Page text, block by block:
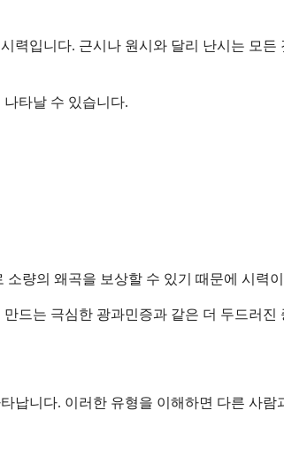
입니다. 근시나 원시와 달리 난시는 모
타날 수 있습니다.
량의 왜곡을 보상할 수 있기 때문에 시력
드는 극심한 광과민증과 같은 더 두드러진
니다. 이러한 유형을 이해하면 다른 사